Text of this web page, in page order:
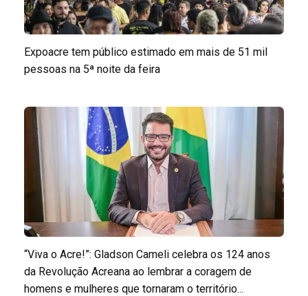
Expoacre tem público estimado em mais de 51 mil
pessoas na 5ª noite da feira
“Viva o Acre!”: Gladson Cameli celebra os 124 anos
da Revolução Acreana ao lembrar a coragem de
homens e mulheres que tornaram o território...